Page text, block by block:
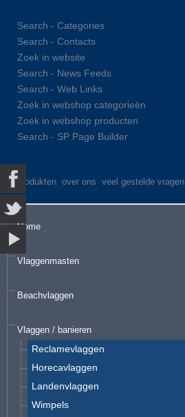
Search - Categories
Search - Contacts
Zoek in website
Search - News Feeds
Search - Web Links
Zoek in webshop categorieën
Zoek in webshop producten
Search - SP Page Builder
produkten over ons veel gestelde vragen
Home
Vlaggenmasten
Beachvlaggen
Vlaggen / banieren
Reclamevlaggen
Horecavlaggen
Landenvlaggen
Wimpels